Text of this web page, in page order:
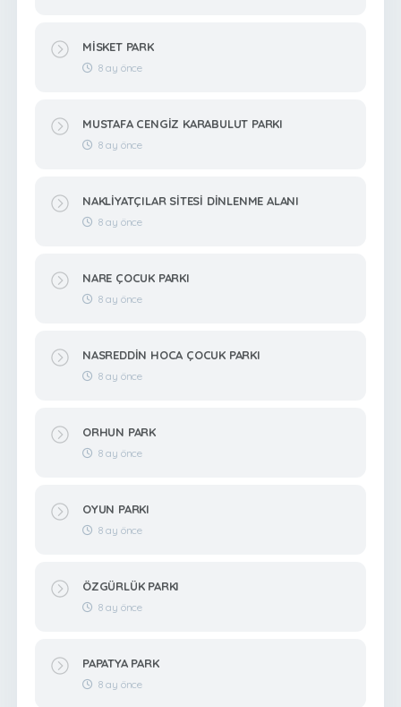
MİSKET PARK
8 ay önce
MUSTAFA CENGİZ KARABULUT PARKI
8 ay önce
NAKLİYATÇILAR SİTESİ DİNLENME ALANI
8 ay önce
NARE ÇOCUK PARKI
8 ay önce
NASREDDİN HOCA ÇOCUK PARKI
8 ay önce
ORHUN PARK
8 ay önce
OYUN PARKI
8 ay önce
ÖZGÜRLÜK PARKI
8 ay önce
PAPATYA PARK
8 ay önce